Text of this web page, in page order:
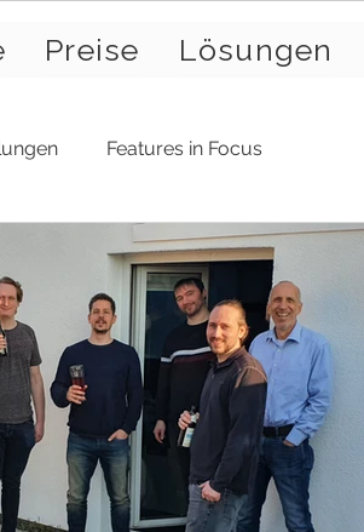
Preise Lösungen
Features in Focus